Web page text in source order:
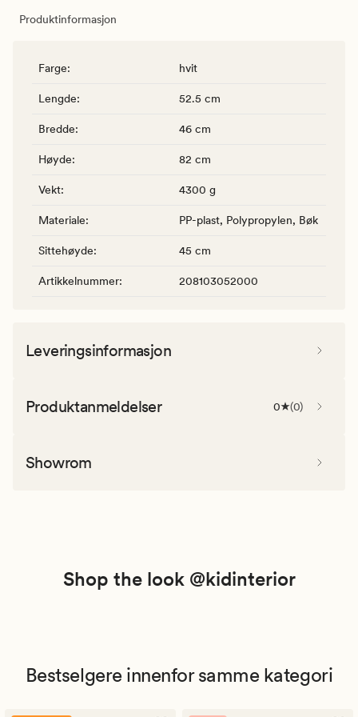
Produktinformasjon
Farge: hvit
Lengde: 52.5 cm
Bredde: 46 cm
Høyde: 82 cm
Vekt: 4300 g
Materiale: PP-plast, Polypropylen, Bøk
Sittehøyde: 45 cm
Artikkelnummer: 208103052000
Leveringsinformasjon
Produktanmeldelser 0 (0)
Showrom
Shop the look @kidinterior
Bestselgere innenfor samme kategori